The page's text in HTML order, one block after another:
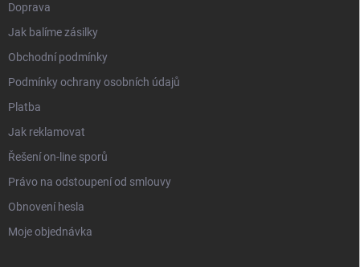
Doprava
Jak balíme zásilky
Obchodní podmínky
Podmínky ochrany osobních údajů
Platba
Jak reklamovat
Řešení on-line sporů
Právo na odstoupení od smlouvy
Obnovení hesla
Moje objednávka